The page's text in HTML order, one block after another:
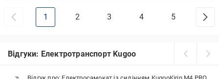
1 2 3 4 5
Відгуки: Електротранспорт Kugoo